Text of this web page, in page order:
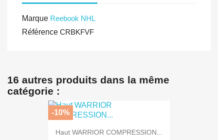
Marque Reebook NHL
Référence CRBKFVF
16 autres produits dans la même
catégorie :
Haut WARRIOR COMPRESSION...
-10%